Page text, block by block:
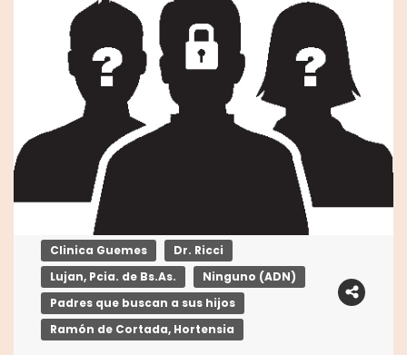
Clinica Guemes
Dr. Ricci
Lujan, Pcia. de Bs.As.
Ninguno (ADN)
Padres que buscan a sus hijos
Ramón de Cortada, Hortensia